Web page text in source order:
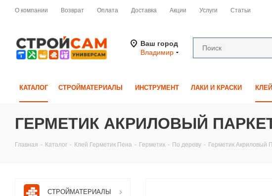
О компании Возврат Оплата Доставка Акции Услуги Статьи
Ваш город
Владимир
КАТАЛОГ СТРОЙМАТЕРИАЛЫ ИНСТРУМЕНТ ЛАКИ И КРАСКИ
ГЕРМЕТИК АКРИЛОВЫЙ
Главная - Каталог - Клей Герметик Пена - Герметик - По дереву - Герметик Акриловый
СТРОЙМАТЕРИАЛЫ